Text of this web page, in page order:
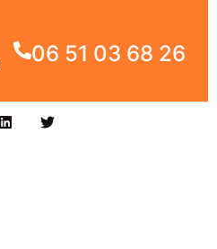
06 51 03 68 26